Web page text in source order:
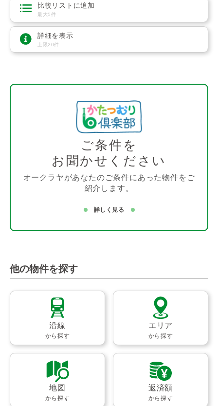
比較リストに追加
最大5件
詳細を表示
上限20件
ご条件を
お聞かせください
オークラヤがあなたのご条件にあった物件をご
紹介します。
詳しく見る
他の物件を探す
沿線
から探す
エリア
から探す
地図
から探す
返済額
から探す